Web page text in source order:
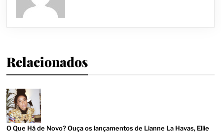
Relacionados
O Que Há de Novo? Ouça os lançamentos de Lianne La Havas, Ellie